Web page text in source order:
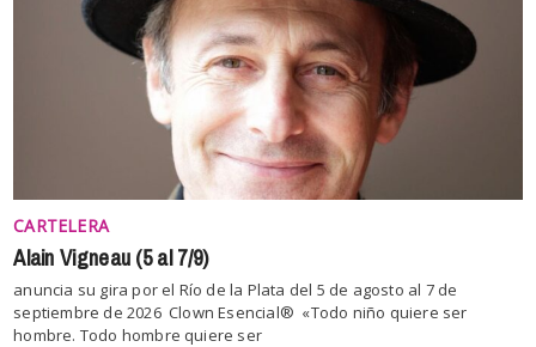
CARTELERA
Alain Vigneau (5 al 7/9)
anuncia su gira por el Río de la Plata del 5 de agosto al 7 de
septiembre de 2026 Clown Esencial® «Todo niño quiere ser
hombre. Todo hombre quiere ser